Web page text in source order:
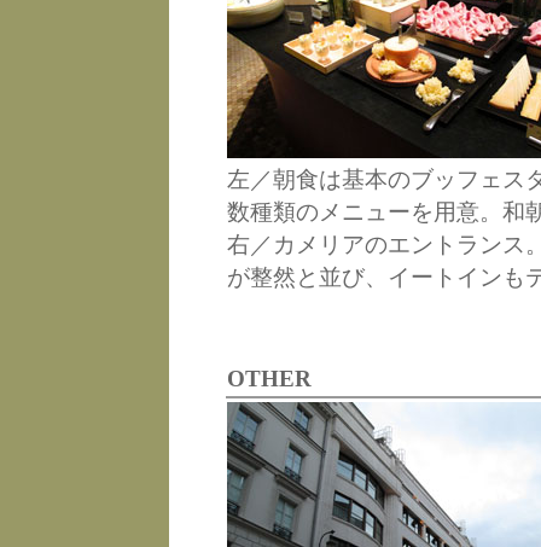
左／朝食は基本のブッフェス
数種類のメニューを用意。和
右／カメリアのエントランス
が整然と並び、イートインも
OTHER